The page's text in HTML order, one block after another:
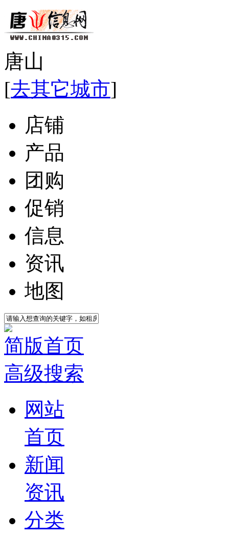
唐山
[去其它城市]
店铺
产品
团购
促销
信息
资讯
地图
简版首页
高级搜索
网站
首页
新闻
资讯
分类